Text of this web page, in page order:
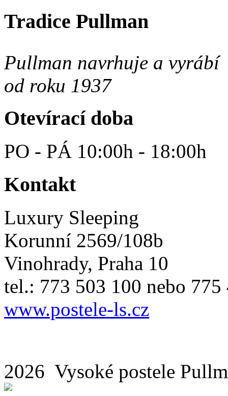
Tradice Pullman
Pullman navrhuje a vyrábí
od roku 1937
Otevírací doba
PO - PÁ 10:00h - 18:00h
Kontakt
Luxury Sleeping
Korunní 2569/108b
Vinohrady, Praha 10
tel.: 773 503 100 nebo 775
www.postele-ls.cz
2026 Vysoké postele